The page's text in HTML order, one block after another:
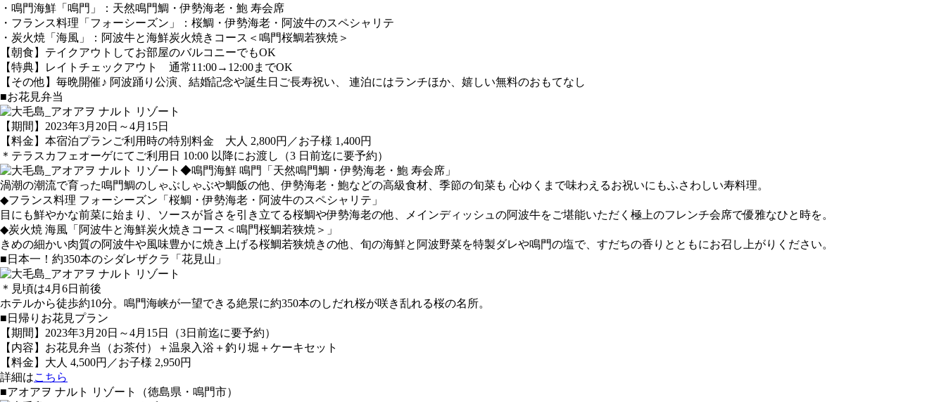
・鳴門海鮮「鳴門」：天然鳴門鯛・伊勢海老・鮑 寿会席
・フランス料理「フォーシーズン」：桜鯛・伊勢海老・阿波牛のスペシャリテ
・炭火焼「海風」：阿波牛と海鮮炭火焼きコース＜鳴門桜鯛若狭焼＞
【朝食】テイクアウトしてお部屋のバルコニーでもOK
【特典】レイトチェックアウト 通常11:00→12:00までOK
【その他】毎晩開催♪ 阿波踊り公演、結婚記念や誕生日ご長寿祝い、 連泊にはランチほか、嬉しい無料のおもてなし
■お花見弁当
【期間】2023年3月20日～4月15日
【料金】本宿泊プランご利用時の特別料金 大人 2,800円／お子様 1,400円
＊テラスカフェオーゲにてご利用日 10:00 以降にお渡し（3 日前迄に要予約）
◆鳴門海鮮 鳴門「天然鳴門鯛・伊勢海老・鮑 寿会席」
渦潮の潮流で育った鳴門鯛のしゃぶしゃぶや鯛飯の他、伊勢海老・鮑などの高級食材、季節の旬菜も 心ゆくまで味わえるお祝いにもふさわしい寿料理。
◆フランス料理 フォーシーズン「桜鯛・伊勢海老・阿波牛のスペシャリテ」
目にも鮮やかな前菜に始まり、ソースが旨さを引き立てる桜鯛や伊勢海老の他、メインディッシュの阿波牛をご堪能いただく極上のフレンチ会席で優雅なひと時を。
◆炭火焼 海風「阿波牛と海鮮炭火焼きコース＜鳴門桜鯛若狭焼＞」
きめの細かい肉質の阿波牛や風味豊かに焼き上げる桜鯛若狭焼きの他、旬の海鮮と阿波野菜を特製ダレや鳴門の塩で、すだちの香りとともにお召し上がりください。
■日本一！約350本のシダレザクラ「花見山」
＊見頃は4月6日前後
ホテルから徒歩約10分。鳴門海峡が一望できる絶景に約350本のしだれ桜が咲き乱れる桜の名所。
■日帰りお花見プラン
【期間】2023年3月20日～4月15日（3日前迄に要予約）​
【内容】お花見弁当（お茶付）＋温泉入浴＋釣り堀＋ケーキセット
【料金】大人 4,500円／お子様 2,950円
詳細はこちら
■アオアヲ ナルト リゾート（徳島県・鳴門市）